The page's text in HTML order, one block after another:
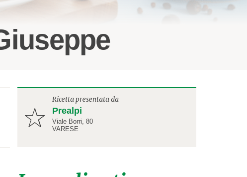
Ricetta presentata da
Prealpi
Viale Borri, 80
VARESE